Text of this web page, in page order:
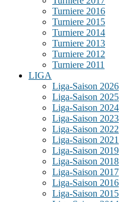
Turniere 2016
Turniere 2015
Turniere 2014
Turniere 2013
Turniere 2012
Turniere 2011
LIGA
Liga-Saison 2026
Liga-Saison 2025
Liga-Saison 2024
Liga-Saison 2023
Liga-Saison 2022
Liga-Saison 2021
Liga-Saison 2019
Liga-Saison 2018
Liga-Saison 2017
Liga-Saison 2016
Liga-Saison 2015